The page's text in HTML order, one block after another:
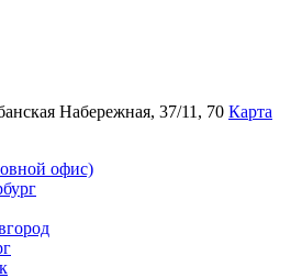
Набережная, 37/11, 70 Карта
офис)